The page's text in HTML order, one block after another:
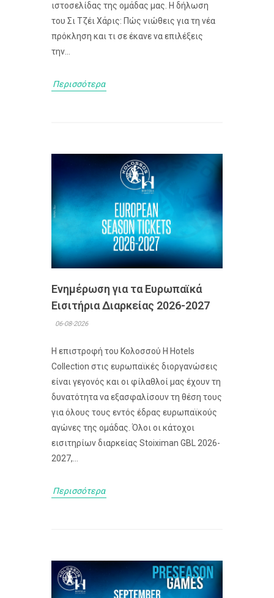
ιστοσελίδας της ομάδας μας. Η δήλωση
του Σι Τζέι Χάρις: Πώς νιώθεις για τη νέα
πρόκληση και τι σε έκανε να επιλέξεις
την...
Περισσότερα
Ενημέρωση για τα Ευρωπαϊκά
Εισιτήρια Διαρκείας 2026-2027
06-08-2026
Η επιστροφή του Κολοσσού H Hotels
Collection στις ευρωπαϊκές διοργανώσεις
είναι γεγονός και οι φίλαθλοί μας έχουν τη
δυνατότητα να εξασφαλίσουν τη θέση τους
για όλους τους εντός έδρας ευρωπαϊκούς
αγώνες της ομάδας. Όλοι οι κάτοχοι
εισιτηρίων διαρκείας Stoiximan GBL 2026-
2027,...
Περισσότερα